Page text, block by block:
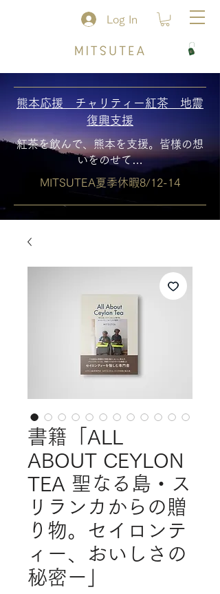
Log In
熊本応援 チャリティー紅茶 地震
復興支援
紅茶を飲んで、熊本を支援。皆様の想
いをのせて…
MITSUTEA夏季休暇8/12-14
書籍​​​​​​​「ALL
ABOUT CEYLON
TEA 聖なる島・ス
リランカからの贈
り物。セイロンテ
ィー、おいしさの
秘密ー」